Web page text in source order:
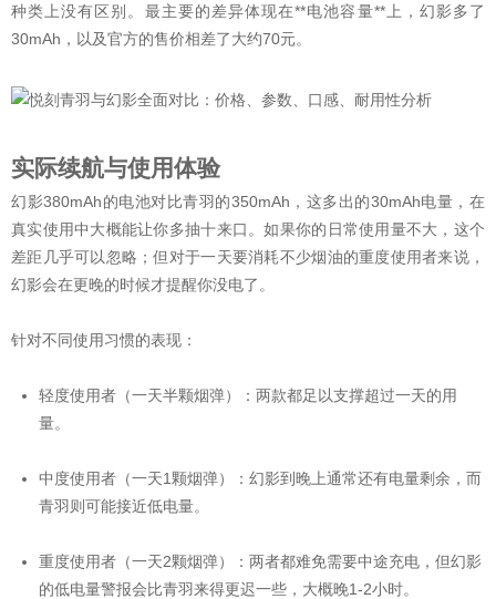
种类上没有区别。最主要的差异体现在**电池容量**上，幻影多了
30mAh，以及官方的售价相差了大约70元。
实际续航与使用体验
幻影380mAh的电池对比青羽的350mAh，这多出的30mAh电量，在
真实使用中大概能让你多抽十来口。如果你的日常使用量不大，这个
差距几乎可以忽略；但对于一天要消耗不少烟油的重度使用者来说，
幻影会在更晚的时候才提醒你没电了。
针对不同使用习惯的表现：
轻度使用者（一天半颗烟弹）：两款都足以支撑超过一天的用
量。
中度使用者（一天1颗烟弹）：幻影到晚上通常还有电量剩余，而
青羽则可能接近低电量。
重度使用者（一天2颗烟弹）：两者都难免需要中途充电，但幻影
的低电量警报会比青羽来得更迟一些，大概晚1-2小时。